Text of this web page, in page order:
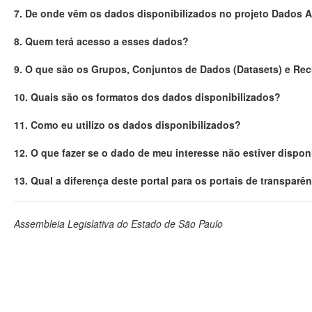
7. De onde vêm os dados disponibilizados no projeto Dados
8. Quem terá acesso a esses dados?
9. O que são os Grupos, Conjuntos de Dados (Datasets) e
10. Quais são os formatos dos dados disponibilizados?
11. Como eu utilizo os dados disponibilizados?
12. O que fazer se o dado de meu interesse não estiver
13. Qual a diferença deste portal para os portais de
Assembleia Legislativa do Estado de São Paulo